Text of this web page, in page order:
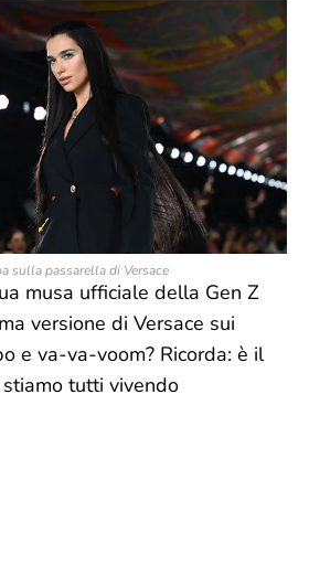
sulla passarella di Versace
musa ufficiale della Gen Z
versione di Versace sui
e va-va-voom? Ricorda: è il
tutti vivendo